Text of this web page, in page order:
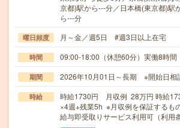
京都)駅から---分／日本橋(東京都)駅
ら---分
曜日頻度 月～金／週5日 #週3日以上在宅
時間 09:00-18:00（休憩60分）実働8時間
期間 2026年10月01日～長期 ※開始日相
時給
時給1730円 月収例 28万円 時給
×4週+残業5h ※月収例を保証するも
給与即受取りサービス利用可（利用